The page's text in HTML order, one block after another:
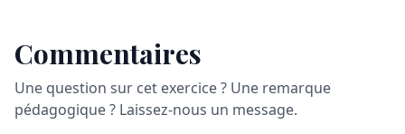
Commentaires
Une question sur cet exercice ? Une remarque
pédagogique ? Laissez-nous un message.